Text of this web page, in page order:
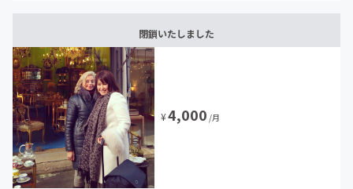
閉鎖いたしました
¥4,000 /月